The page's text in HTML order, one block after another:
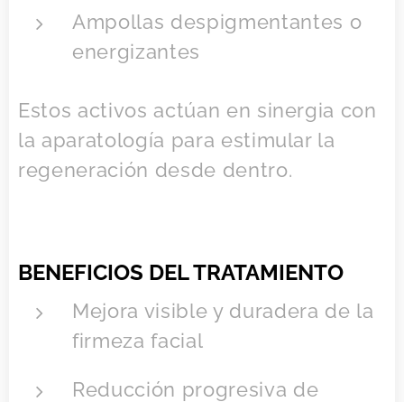
Ampollas despigmentantes o
energizantes
Estos activos actúan en sinergia con
la aparatología para estimular la
regeneración desde dentro.
BENEFICIOS DEL TRATAMIENTO
Mejora visible y duradera de la
firmeza facial
Reducción progresiva de